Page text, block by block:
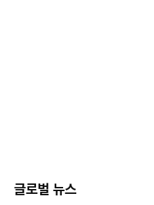
글로벌 뉴스